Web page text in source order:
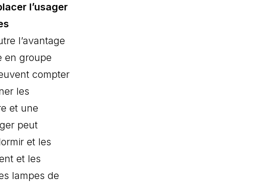
l’usager
l’avantage
en groupe
compter
les
et une
peut
et les
et les
lampes de